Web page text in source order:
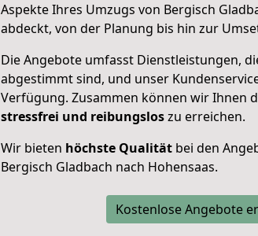
Aspekte Ihres Umzugs von Bergisch
abdeckt, von der Planung bis hin zur
Die Angebote umfasst Dienstleistungen,
abgestimmt sind, und unser
Verfügung. Zusammen können wir Ihnen
stressfrei und reibungsloszu erreichen.
Wir bieten höchste Qualität bei den
Bergisch Gladbach nach Hohensaas.
Kostenlose Angebote